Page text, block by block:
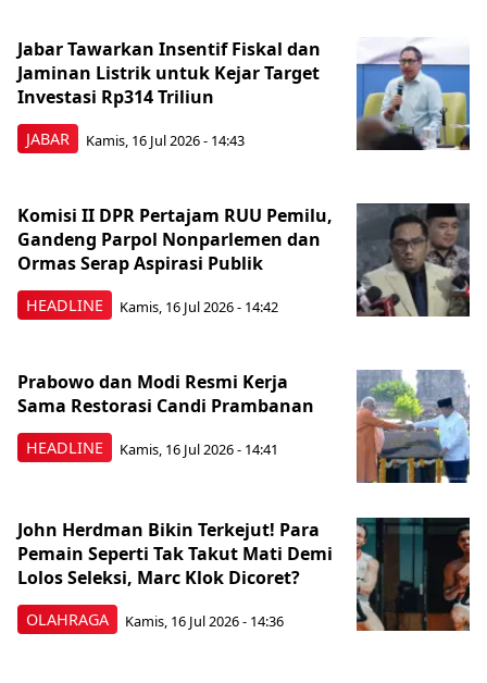
JABAR
Jabar Tawarkan Insentif Fiskal dan
Jaminan Listrik untuk Kejar Target
Investasi Rp314 Triliun
Kamis, 16 Jul 2026 - 14:43
HEADLINE
Komisi II DPR Pertajam RUU Pemilu,
Gandeng Parpol Nonparlemen dan
Ormas Serap Aspirasi Publik
Kamis, 16 Jul 2026 - 14:42
HEADLINE
Prabowo dan Modi Resmi Kerja
Sama Restorasi Candi Prambanan
Kamis, 16 Jul 2026 - 14:41
OLAHRAGA
John Herdman Bikin Terkejut! Para
Pemain Seperti Tak Takut Mati Demi
Lolos Seleksi, Marc Klok Dicoret?
Kamis, 16 Jul 2026 - 14:36